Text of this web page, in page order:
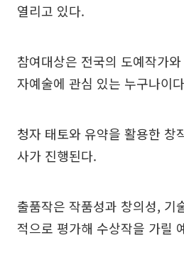
열리고 있다.
참여대상은 전국의 도예작가
자예술에 관심 있는 누구나이
청자 태토와 유약을 활용한 창
사가 진행된다.
출품작은 작품성과 창의성, 기
적으로 평가해 수상작을 가릴